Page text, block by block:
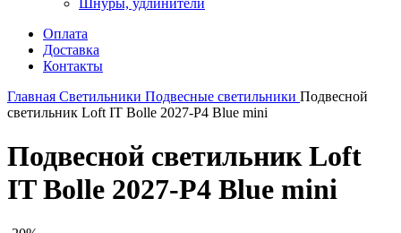
Шнуры, удлинители
Оплата
Доставка
Контакты
Главная Светильники Подвесные светильники Подвесной
светильник Loft IT Bolle 2027-P4 Blue mini
Подвесной светильник Loft
IT Bolle 2027-P4 Blue mini